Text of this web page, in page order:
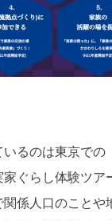
いるのは東京で
家ぐらし体験ツア
係人口のことや